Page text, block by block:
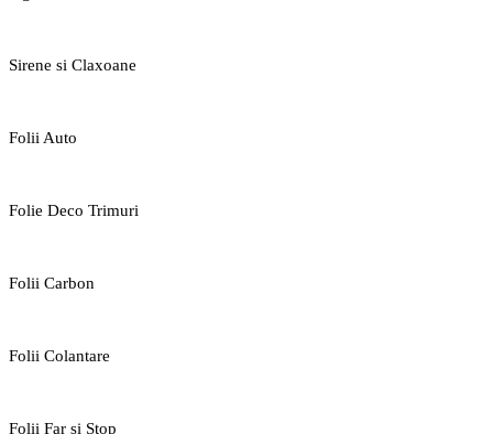
Sirene si Claxoane
Folii Auto
Folie Deco Trimuri
Folii Carbon
Folii Colantare
Folii Far si Stop